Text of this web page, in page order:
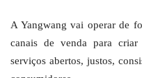
A Yangwang vai operar de
canais de venda para
serviços abertos, justos,